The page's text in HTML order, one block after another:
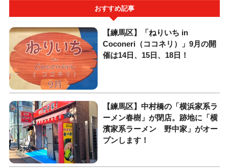
おすすめ記事
【練馬区】「ねりいち in
Coconeri（ココネリ）」9月の開
催は14日、15日、18日！
【練馬区】中村橋の「横浜家系ラ
ーメン春樹」が閉店。跡地に「横
濱家系ラーメン 野中家」がオー
プンします！